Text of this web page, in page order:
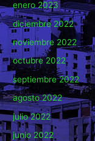
enero 2023
diciembre 2022
noviembre 2022
octubre 2022
septiembre 2022
agosto 2022
julio 2022
junio 2022